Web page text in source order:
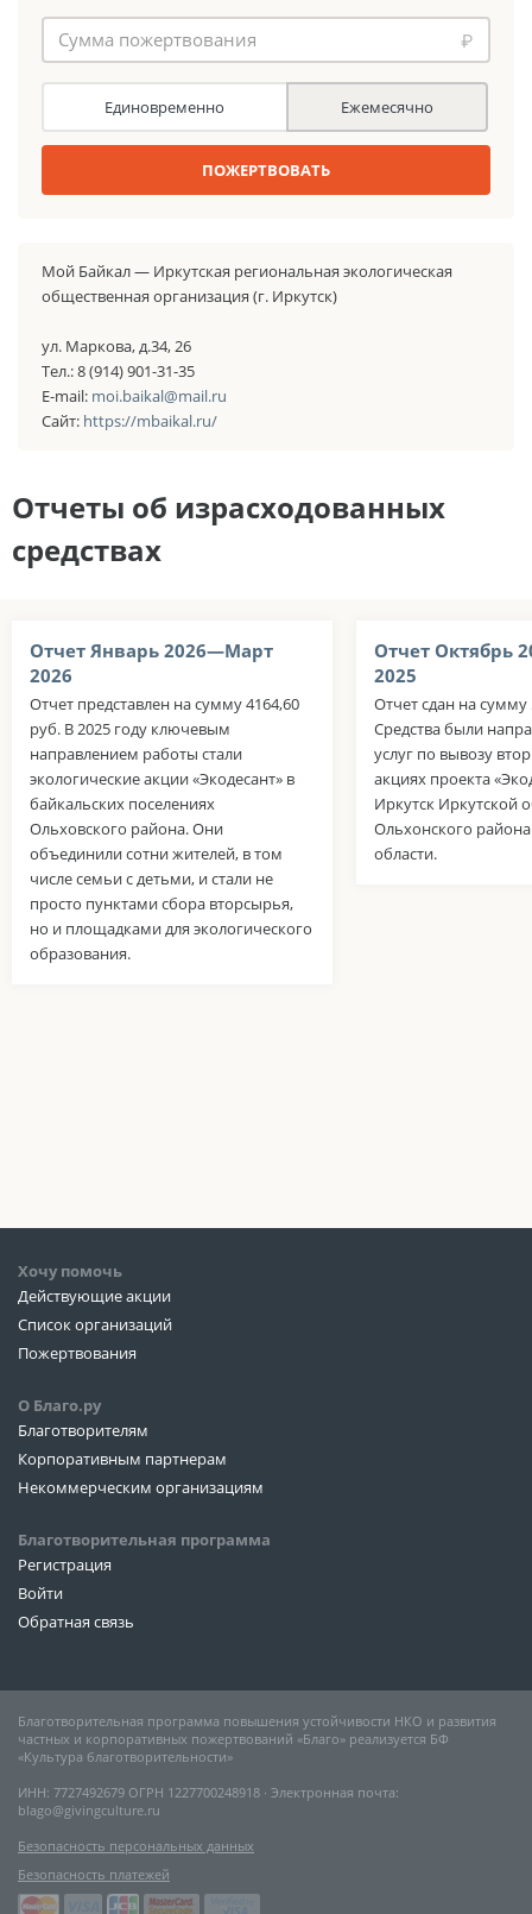
₽
Единовременно Ежемесячно
ПОЖЕРТВОВАТЬ
Мой Байкал — Иркутская региональная экологическая
общественная организация (г. Иркутск)
ул. Маркова, д.34, 26
Тел.: 8 (914) 901-31-35
E-mail: moi.baikal@mail.ru
Сайт: https://mbaikal.ru/
Отчеты об израсходованных
средствах
Отчет Январь 2026—Март
2026
Отчет представлен на сумму 4164,60
руб. В 2025 году ключевым
направлением работы стали
экологические акции «Экодесант» в
байкальских поселениях
Ольховского района. Они
объединили сотни жителей, в том
числе семьи с детьми, и стали не
просто пунктами сбора вторсырья,
но и площадками для экологического
образования.
Отчет Октябрь
2025
Отчет сдан на сумму
Средства были
услуг по вывозу
акциях проекта
Иркутск Иркутской
Ольхонского
области.
Хочу помочь
Действующие акции
Список организаций
Пожертвования
О Благо.ру
Благотворителям
Корпоративным партнерам
Некоммерческим организациям
Благотворительная программа
Регистрация
Войти
Обратная связь
Благотворительная программа повышения устойчивости НКО и развития
частных и корпоративных пожертвований «Благо» реализуется БФ
«Культура благотворительности»
ИНН: 7727492679 ОГРН 1227700248918 ∙ Электронная почта:
blago@givingculture.ru
Безопасность персональных данных
Безопасность платежей